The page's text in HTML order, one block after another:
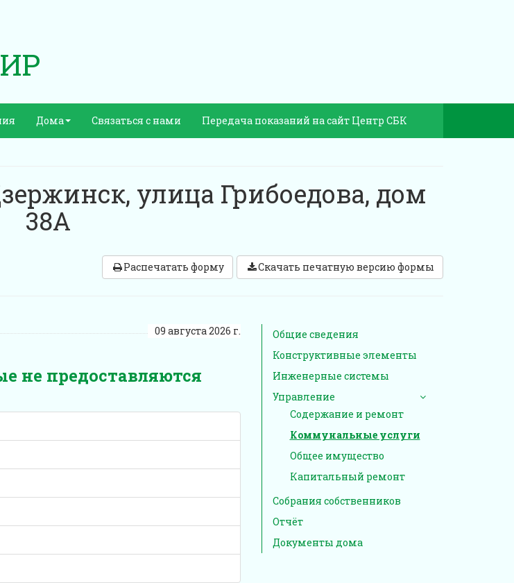
Дома Связаться с нами Передача показаний на сайт Центр СБК
улица Грибоедова, дом
38А
Распечатать форму Скачать печатную версию формы
09 августа 2026 г.
не предоставляются
Общие сведения
Конструктивные элементы
Инженерные системы
Управление
Содержание и ремонт
Коммунальные услуги
Общее имущество
Капитальный ремонт
Собрания собственников
Отчёт
Документы дома